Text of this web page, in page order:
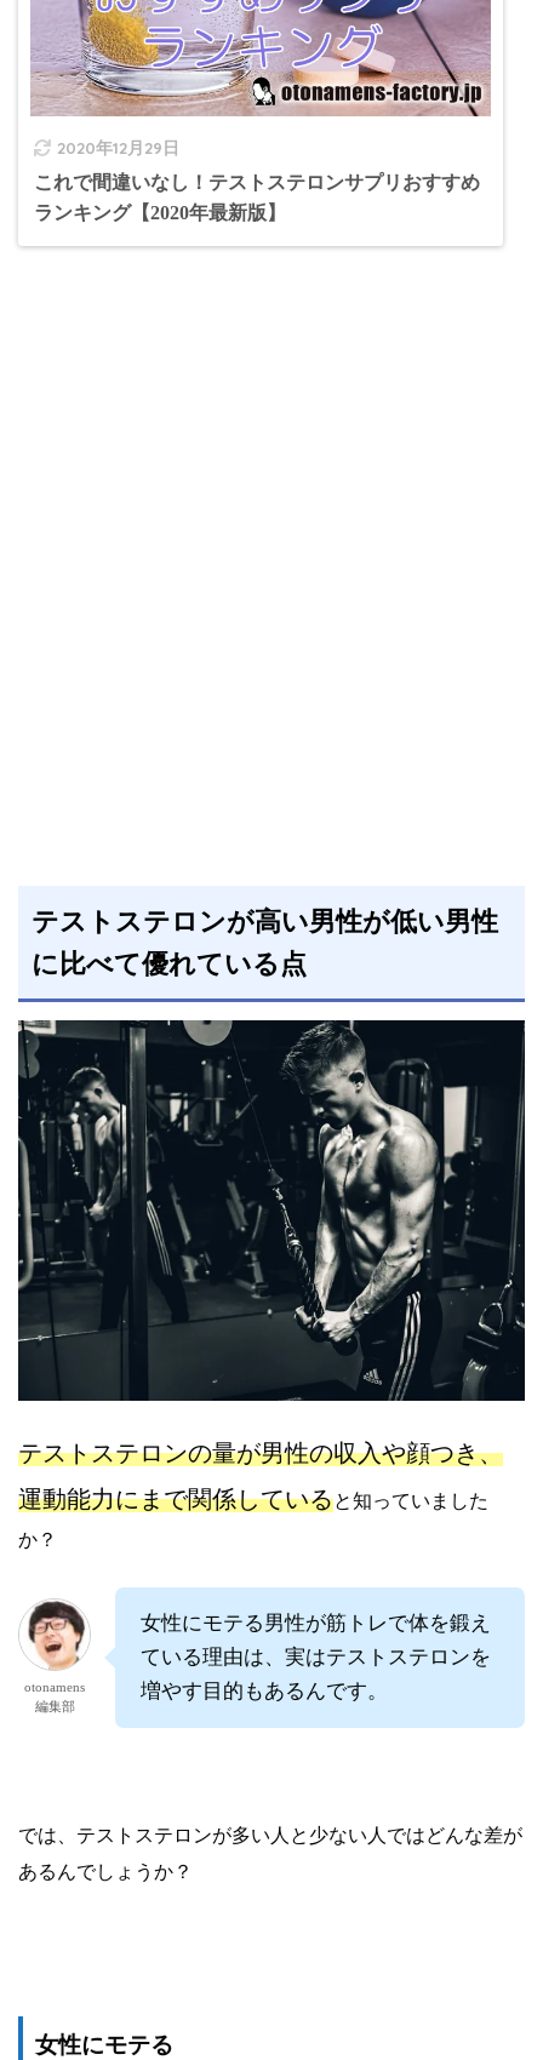
2020年12月29日
これで間違いなし！テストステロンサプリおすすめ
ランキング【2020年最新版】
テストステロンが高い男性が低い男性
に比べて優れている点
テストステロンの量が男性の収入や顔つき、
運動能力にまで関係していると知っていました
か？
otonamens
編集部
女性にモテる男性が筋トレで体を鍛え
ている理由は、実はテストステロンを
増やす目的もあるんです。
では、テストステロンが多い人と少ない人ではどんな差が
あるんでしょうか？
女性にモテる